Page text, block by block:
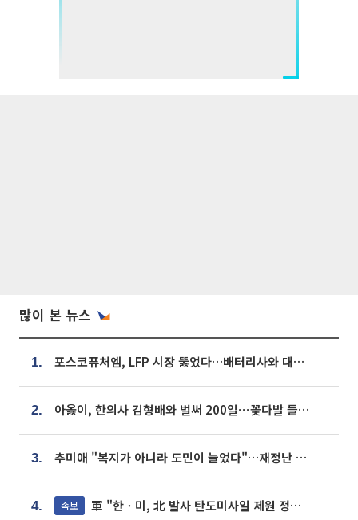
많이 본 뉴스
1. 포스코퓨처엠, LFP 시장 뚫었다…배터리사와 대규모 장기 공급 합의
2. 아옳이, 한의사 김형배와 벌써 200일⋯꽃다발 들고 "프러포즈 아냐"
3. 추미애 "복지가 아니라 도민이 늘었다"…재정난 책임론 정면돌파
4. 속보 軍 "한ㆍ미, 北 발사 탄도미사일 제원 정밀분석 중"